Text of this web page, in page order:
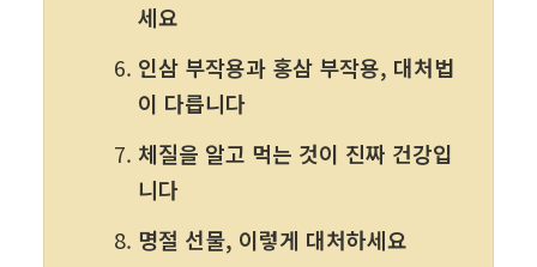
세요
인삼 부작용과 홍삼 부작용, 대처법
이 다릅니다
체질을 알고 먹는 것이 진짜 건강입
니다
명절 선물, 이렇게 대처하세요